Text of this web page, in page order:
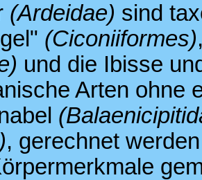
(Ardeidae) sind
(Ciconiiformes)
und die Ibisse
Arten ohne
, gerechnet